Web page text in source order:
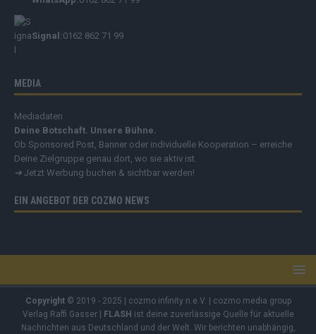
Signal:0162 862 71 99
MEDIA
Mediadaten
Deine Botschaft. Unsere Bühne.
Ob Sponsored Post, Banner oder individuelle Kooperation – erreiche
Deine Zielgruppe genau dort, wo sie aktiv ist.
➔ Jetzt Werbung buchen & sichtbar werden!
EIN ANGEBOT DER COZMO NEWS
Copyright© 2019 - 2025 | cozmo infinity n.e.V. | cozmo media group
Verlag Raffi Gasser | FLASH ist deine zuverlässige Quelle für aktuelle
Nachrichten aus Deutschland und der Welt. Wir berichten unabhängig,